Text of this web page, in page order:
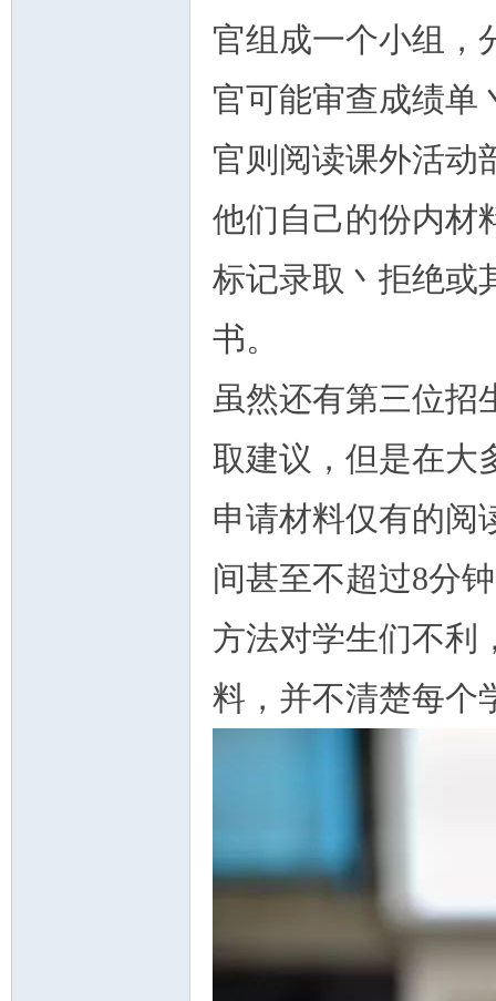
官组成一个小组，
官可能审查成绩单
官则阅读课外活动
他们自己的份内材
标记录取丶拒绝或
书。
虽然还有第三位招
取建议，但是在大
申请材料仅有的阅
间甚至不超过8分
方法对学生们不利
料，并不清楚每个